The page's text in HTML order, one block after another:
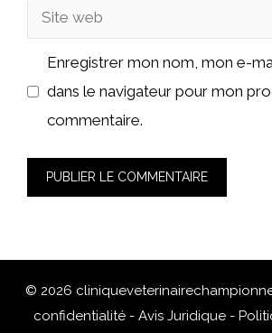
Site
Enregistrer mon nom, mon e-
dans le navigateur pour mon
commentaire.
© 2026
confidentialité - Avis Juridique -